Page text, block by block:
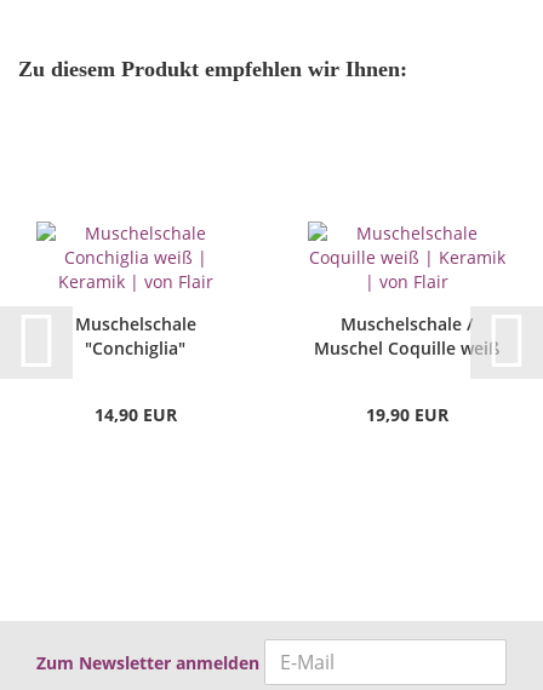
Zu diesem Produkt empfehlen wir Ihnen:
Muschelschale
"Conchiglia"
14,90 EUR
Muschelschale /
Muschel Coquille weiß
19,90 EUR
Zum Newsletter anmelden